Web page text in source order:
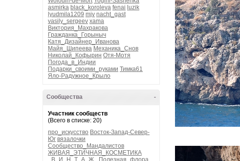
asmirka black_koroleva fenai luzik
lyudmila1209 mjv nacht_gast
vasily_sergeev xama
Виктория_Махракова
Гражданка_Горыныч
Катя_Дизайнер_Иванова
Майя_Шипеева Механика_Снов
Николай_Кофырин Отя-Мотя
Погода_в_Индии
Подарки_своими_руками Тимка61
Яло-Радужное_Крыло
-
Сообщества
Участник сообществ
(Всего в списке: 20)
про_искусство Восток-Запад-Север-
Юг вязалочки
Сообщество_Мандалистов
ЖИВАЯ_ЭТИЧНАЯ_КОСМЕТИКА
_В_И_Н_Т_А_Ж_
Полезная_флора